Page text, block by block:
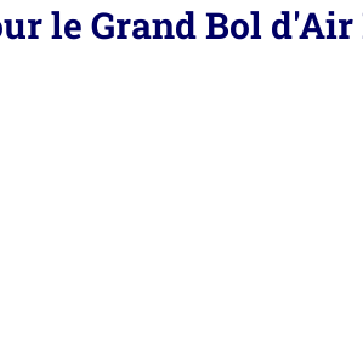
le Grand Bol d'Air